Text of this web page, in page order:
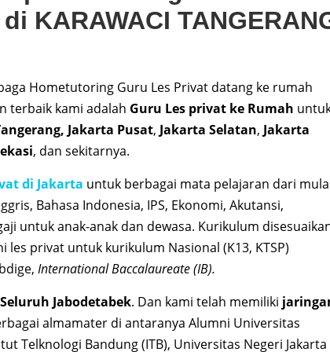
KARAWACI
Hometutoring Guru Les Privat datang ke rumah
terbaik kami adalah Guru Les privat ke Rumah
Jakarta Pusat, Jakarta Selatan, Jakarta
, dan sekitarnya.
di Jakarta untuk berbagai mata pelajaran dari
Bahasa Indonesia, IPS, Ekonomi, Akutansi,
untuk anak-anak dan dewasa. Kurikulum
privat untuk kurikulum Nasional (K13, KTSP)
International Baccalaureate (IB).
Jabodetabek. Dan kami telah memiliki
almamater di antaranya Alumni Universitas
Telknologi Bandung (ITB), Universitas Negeri Jakarta